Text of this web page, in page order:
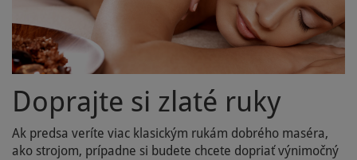
Doprajte si zlaté ruky
Ak predsa veríte viac klasickým rukám dobrého maséra,
ako strojom, prípadne si budete chcete dopriať výnimočný